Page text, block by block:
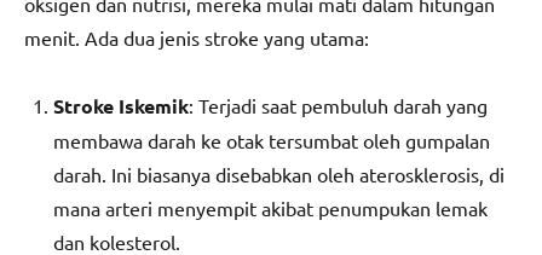
menit. Ada dua jenis stroke yang utama:
Stroke Iskemik: Terjadi saat pembuluh darah yang
membawa darah ke otak tersumbat oleh gumpalan
darah. Ini biasanya disebabkan oleh aterosklerosis, di
mana arteri menyempit akibat penumpukan lemak
dan kolesterol.